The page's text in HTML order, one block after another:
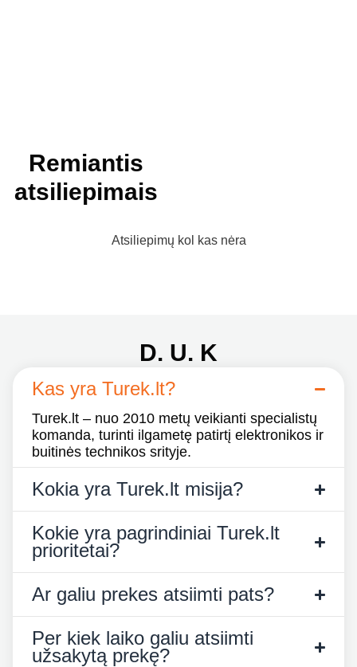
Remiantis
atsiliepimais
Atsiliepimų kol kas nėra
D. U. K
Kas yra Turek.lt?
Turek.lt – nuo 2010 metų veikianti specialistų
komanda, turinti ilgametę patirtį elektronikos ir
buitinės technikos srityje.
Kokia yra Turek.lt misija?
Kokie yra pagrindiniai Turek.lt
prioritetai?
Ar galiu prekes atsiimti pats?
Per kiek laiko galiu atsiimti
užsakytą prekę?